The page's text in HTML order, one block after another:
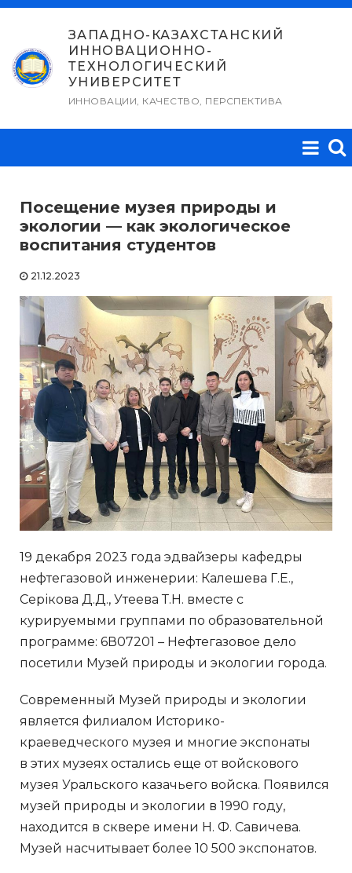
Перейти
содержимому
ЗАПАДНО-КАЗАХСТАНСКИЙ
ИННОВАЦИОННО-
ТЕХНОЛОГИЧЕСКИЙ
УНИВЕРСИТЕТ
ИННОВАЦИИ, КАЧЕСТВО, ПЕРСПЕКТИВА
Посещение музея природы и
экологии — как экологическое
воспитания студентов
21.12.2023
19 декабря 2023 года эдвайзеры кафедры
нефтегазовой инженерии: Калешева Г.Е.,
Серікова Д.Д., Утеева Т.Н. вместе с
курируемыми группами по образовательной
программе: 6В07201 – Нефтегазовое дело
посетили Музей природы и экологии города.
Современный Музей природы и экологии
является филиалом Историко-
краеведческого музея и многие экспонаты
в этих музеях остались еще от войскового
музея Уральского казачьего войска. Появился
музей природы и экологии в 1990 году,
находится в сквере имени Н. Ф. Савичева.
Музей насчитывает более 10 500 экспонатов.